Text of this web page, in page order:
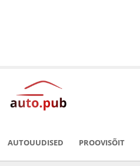
AUTOUUDISED PROOVISÕIT